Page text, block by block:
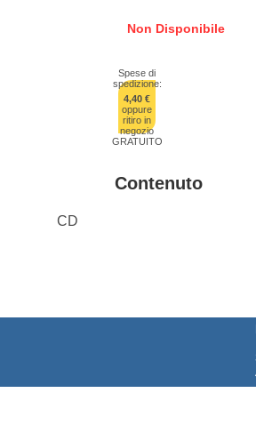
Non Disponibile
Spese di
spedizione:
4,40 €
oppure
ritiro in
negozio
GRATUITO
Contenuto
CD